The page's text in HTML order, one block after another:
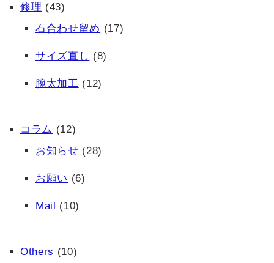
修理 (43)
石合わせ留め (17)
サイズ直し (8)
腕太加工 (12)
コラム (12)
お知らせ (28)
お願い (6)
Mail (10)
Others (10)